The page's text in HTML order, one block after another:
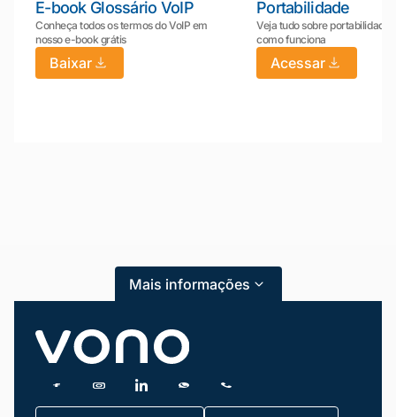
E-book Glossário VoIP
Conheça todos os termos do VoIP em
nosso e-book grátis
Baixar
Portabilidade
Veja tudo sobre portabilidade:
como funciona
Acessar
Mais informações